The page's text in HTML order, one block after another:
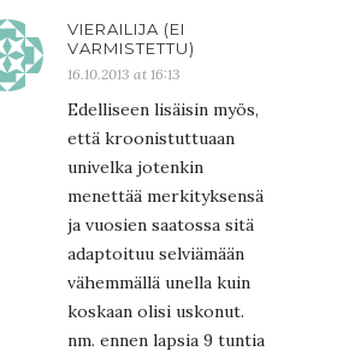
VIERAILIJA (EI
VARMISTETTU)
16.10.2013 at 16:13
Edelliseen lisäisin myös,
että kroonistuttuaan
univelka jotenkin
menettää merkityksensä
ja vuosien saatossa sitä
adaptoituu selviämään
vähemmällä unella kuin
koskaan olisi uskonut.
nm. ennen lapsia 9 tuntia